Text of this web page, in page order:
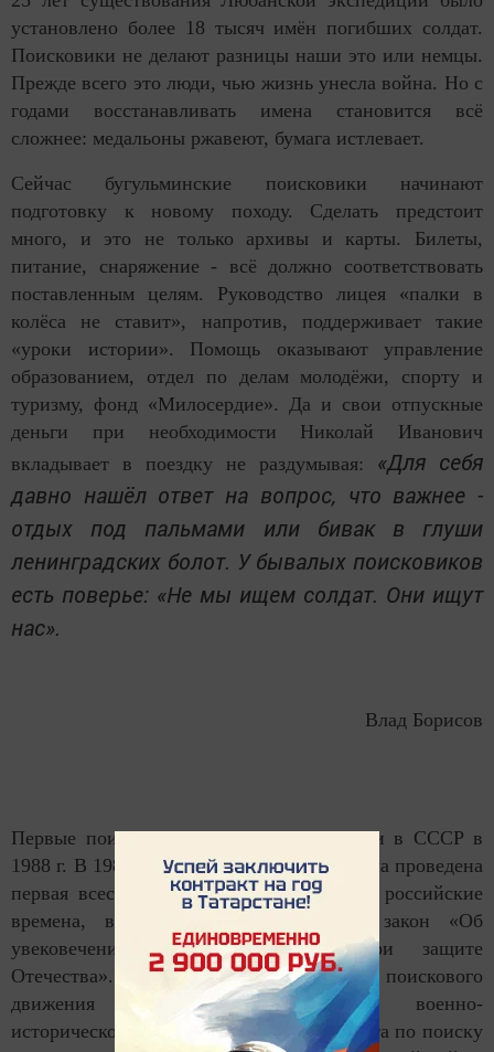
установлено более 18 тысяч имён погибших солдат.
Поисковики не делают разницы наши это или немцы.
Прежде всего это люди, чью жизнь унесла война. Но с
годами восстанавливать имена становится всё
сложнее: медальоны ржавеют, бумага истлевает.
Сейчас бугульминские поисковики начинают
подготовку к новому походу. Сделать предстоит
много, и это не только архивы и карты. Билеты,
питание, снаряжение - всё должно соответствовать
поставленным целям. Руководство лицея «палки в
колёса не ставит», напротив, поддерживает такие
«уроки истории». Помощь оказывают управление
образованием, отдел по делам молодёжи, спорту и
туризму, фонд «Милосердие». Да и свои отпускные
деньги при необходимости Николай Иванович
вкладывает в поездку не раздумывая: «Для себя
давно нашёл ответ на вопрос, что важнее -
отдых под пальмами или бивак в глуши
ленинградских болот. У бывалых поисковиков
есть поверье: «Не мы ищем солдат. Они ищут
нас».
Влад Борисов
Первые поисковые организации возникли в СССР в
1988 г. В 1989 при участии комсомола была проведена
первая всесоюзная вахта Памяти. Уже в российские
времена, в 1993 году, был принят закон «Об
увековечении памяти погибших при защите
Отечества». Но только с образованием поискового
движения России и российского военно-
исторического общества в 2013 году работа по поиску